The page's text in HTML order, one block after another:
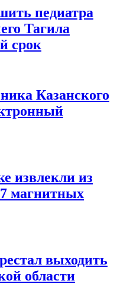
педиатра
Тагила
срок
Казанского
извлекли из
магнитных
выходить
области